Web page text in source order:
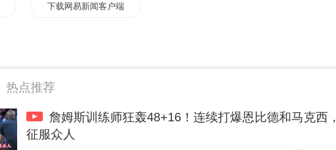
下载网易新闻客户端
热点推荐
詹姆斯训练师狂轰48+16！连续打爆恩比德和马克西，
征服众人